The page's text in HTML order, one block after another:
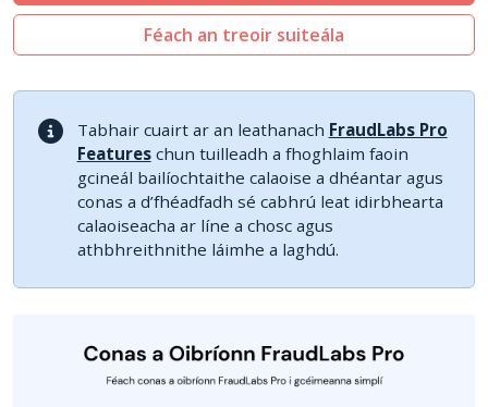
WISECP
ThirtyBees
Shopware
Sylius
Féach an treoir suiteála
Tabhair cuairt ar an leathanach FraudLabs Pro
Featureschun tuilleadh a fhoghlaim faoin
gcineál bailíochtaithe calaoise a dhéantar agus
conas a d’fhéadfadh sé cabhrú leat idirbhearta
calaoiseacha ar líne a chosc agus
athbhreithnithe láimhe a laghdú.